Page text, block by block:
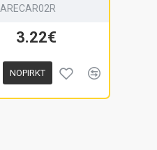
ARECAR02R
3.22€
NOPIRKT